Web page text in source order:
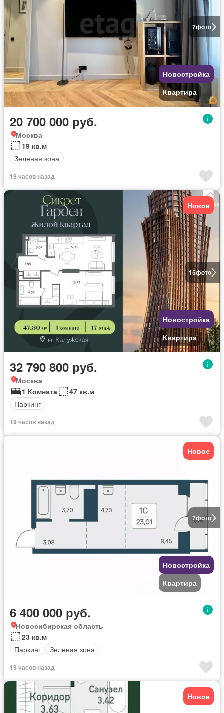
7фото
Новостройка
Квартира
20 700 000 руб.
Москва
19 кв.м
Зеленая зона
19 часов назад
15фото
Новое
Новостройка
Квартира
32 790 800 руб.
Москва
1 Комната
47 кв.м
Паркинг
19 часов назад
7фото
Новое
Новостройка
Квартира
6 400 000 руб.
Новосибирская область
23 кв.м
Паркинг
Зеленая зона
19 часов назад
Новое